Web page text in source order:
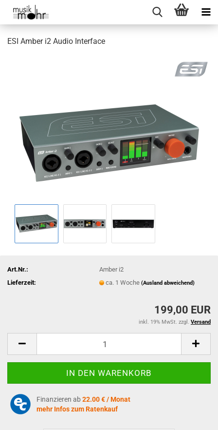
ESI Amber i2 Audio Interface
Art.Nr.:
Amber i2
Lieferzeit:
ca. 1 Woche(Ausland abweichend)
199,00 EUR
inkl. 19% MwSt. zzgl. Versand
Finanzieren ab 22.00 € / Monat
mehr Infos zum Ratenkauf